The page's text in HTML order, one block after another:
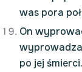
was pora
On
po jej